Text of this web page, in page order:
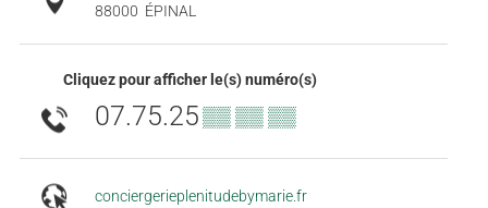
88000 ÉPINAL
Cliquez pour afficher le(s) numéro(s)
07.75.25▒▒ ▒▒ ▒▒
conciergerieplenitudebymarie.fr